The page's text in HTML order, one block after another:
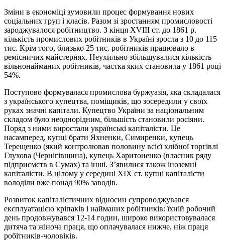
Зміни в економіці зумовили процес формування нових
соціальних груп і класів. Разом зі зростанням промисловості
зароджувалося робітництво. З кінця ХVІІІ ст. до 1861 р.
кількість промислових робітників в Україні зросла з 10 до 115
тис. Крім того, близько 25 тис. робітників працювало в
ремісничих майстернях. Неухильно збільшувалися кількість
вільнонайманих робітників, частка яких становила у 1861 році
54%.
Поступово формувалася промислова буржуазія, яка складалася
з українського купецтва, поміщиків, що зосередили у своїх
руках значні капітали. Купецтво України за національним
складом було неоднорідним, більшість становили росіяни.
Поряд з ними виростали українські капіталісти. Це
насамперед, купці брати Яхненки, Симиренки, купець
Терещенко (який контролював половину всієї хлібної торгівлі
Глухова (Чернігівщина), купець Харитоненко (власник ряду
підприємств в Сумах) та інші. З’явилися також іноземні
капіталісти. В цілому у середині ХІХ ст. купці капіталісти
володіли вже понад 90% заводів.
Розвиток капіталістичних відносин супроводжувався
експлуатацією кріпаків і найманих робітників: їхній робочий
день продовжувався 12-14 годин, широко використовувалася
дитяча та жіноча праця, що оплачувалася нижче, ніж праця
робітників-чоловіків.